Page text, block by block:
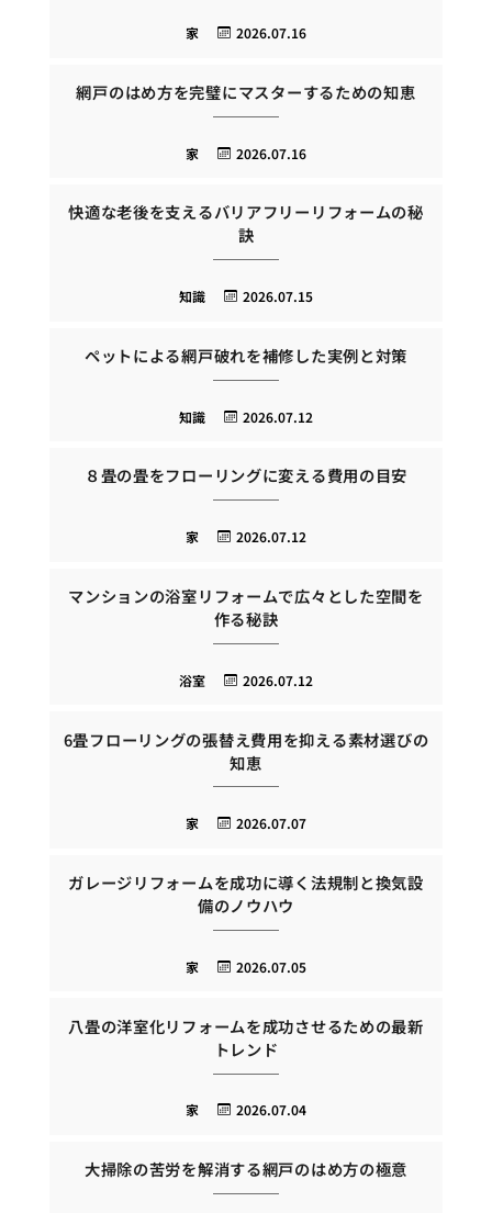
2026.07.16
家
網戸のはめ方を完璧にマスターするための知恵
2026.07.16
家
快適な老後を支えるバリアフリーリフォームの秘
訣
2026.07.15
知識
ペットによる網戸破れを補修した実例と対策
2026.07.12
知識
８畳の畳をフローリングに変える費用の目安
2026.07.12
家
マンションの浴室リフォームで広々とした空間を
作る秘訣
2026.07.12
浴室
6畳フローリングの張替え費用を抑える素材選びの
知恵
2026.07.07
家
ガレージリフォームを成功に導く法規制と換気設
備のノウハウ
2026.07.05
家
八畳の洋室化リフォームを成功させるための最新
トレンド
2026.07.04
家
大掃除の苦労を解消する網戸のはめ方の極意